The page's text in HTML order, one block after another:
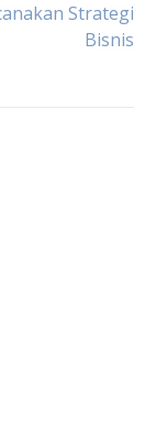
Strategi
Bisnis